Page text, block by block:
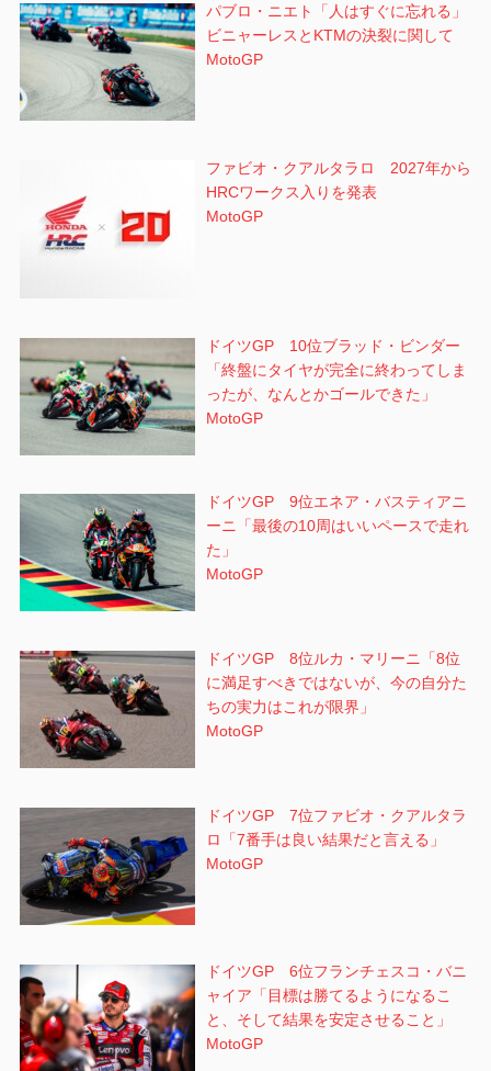
パブロ・ニエト「人はすぐに忘れる」
ビニャーレスとKTMの決裂に関して
MotoGP
ファビオ・クアルタラロ 2027年から
HRCワークス入りを発表
MotoGP
ドイツGP 10位ブラッド・ビンダー
「終盤にタイヤが完全に終わってしま
ったが、なんとかゴールできた」
MotoGP
ドイツGP 9位エネア・バスティアニ
ーニ「最後の10周はいいペースで走れ
た」
MotoGP
ドイツGP 8位ルカ・マリーニ「8位
に満足すべきではないが、今の自分た
ちの実力はこれが限界」
MotoGP
ドイツGP 7位ファビオ・クアルタラ
ロ「7番手は良い結果だと言える」
MotoGP
ドイツGP 6位フランチェスコ・バニ
ャイア「目標は勝てるようになるこ
と、そして結果を安定させること」
MotoGP